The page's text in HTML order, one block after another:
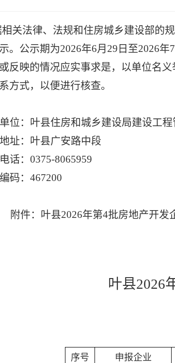
关法律、法规和住房城乡建设部的
。公示期为2026年6月 29 日至2026年7
反映的情况应实事求是， 以单位名
方式，以便进行核查。
位： 叶县住房和城乡建设局建设工程
址： 叶县广安路中段
话： 0375-8065959
码： 467200
附件： 叶县2026年第4批房地产开发
叶县2026
序号 申报企业